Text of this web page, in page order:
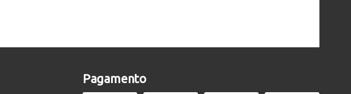
Pagamento